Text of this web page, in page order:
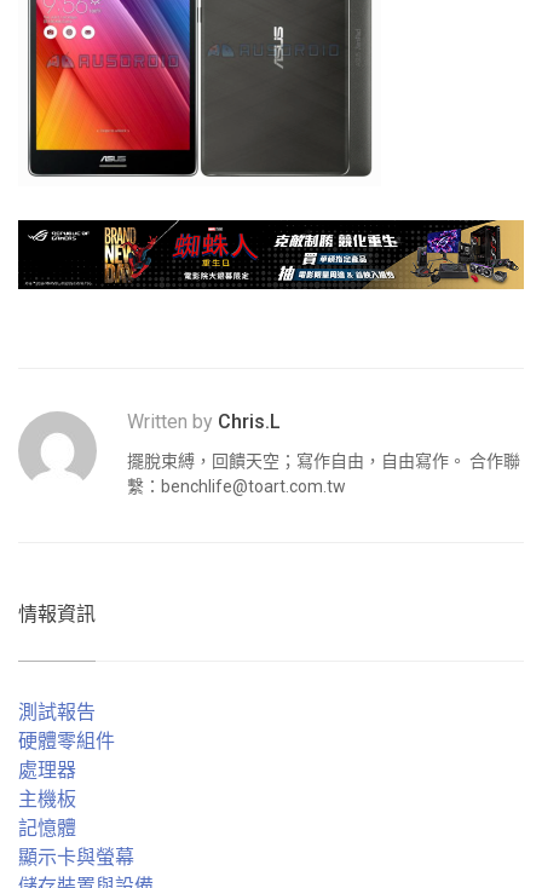
Written by Chris.L
擺脫束縛，回饋天空；寫作自由，自由寫作。 合作聯
繫： benchlife@toart.com.tw
情報資訊
測試報告
硬體零組件
處理器
主機板
記憶體
顯示卡與螢幕